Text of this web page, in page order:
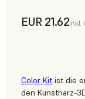
EUR 21.62inkl.
Color Kit ist die
den Kunstharz-